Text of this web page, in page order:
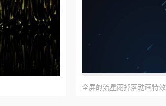
全屏的流星雨掉落动画特效